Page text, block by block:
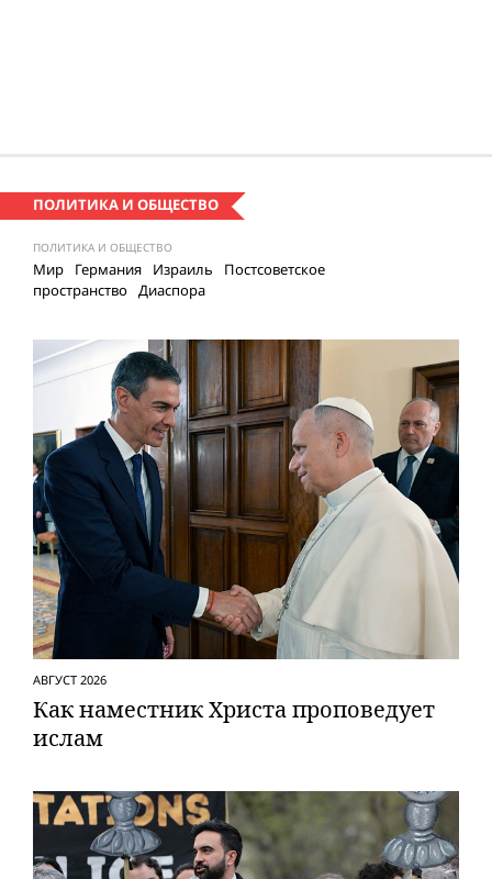
ПОЛИТИКА И ОБЩЕСТВО
ПОЛИТИКА И ОБЩЕСТВО
Мир Германия Израиль
Постсоветское
пространство Диаспора
АВГУСТ 2026
Как наместник Христа проповедует
ислам